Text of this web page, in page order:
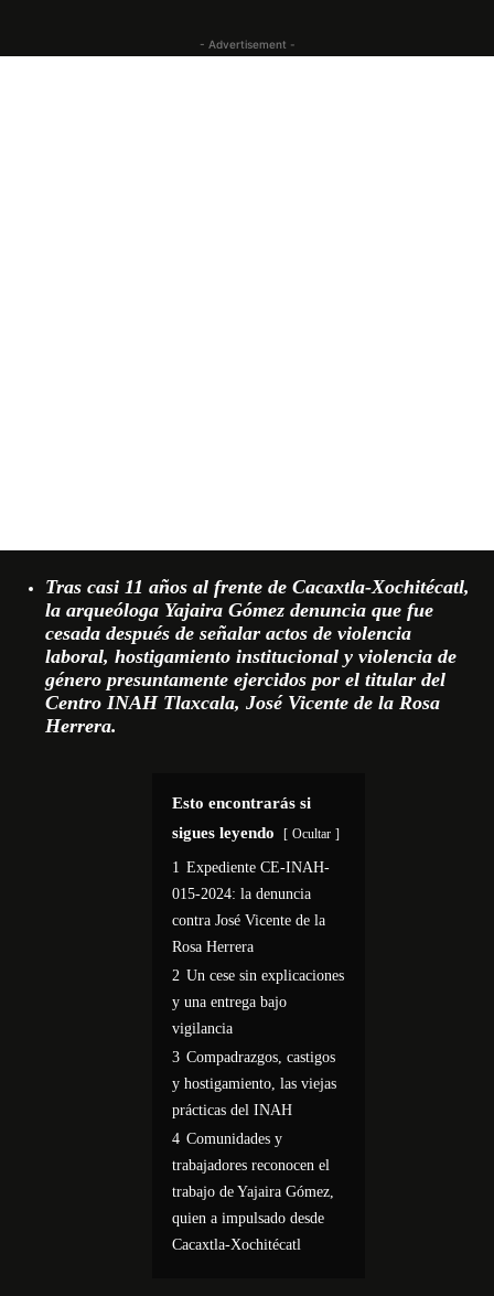
- Advertisement -
Tras casi 11 años al frente de Cacaxtla-Xochitécatl,
la arqueóloga Yajaira Gómez denuncia que fue
cesada después de señalar actos de violencia
laboral, hostigamiento institucional y violencia de
género presuntamente ejercidos por el titular del
Centro INAH Tlaxcala, José Vicente de la Rosa
Herrera.
Esto encontrarás si
sigues leyendo
Ocultar
1 Expediente CE-INAH-
015-2024: la denuncia
contra José Vicente de la
Rosa Herrera
2 Un cese sin explicaciones
y una entrega bajo
vigilancia
3 Compadrazgos, castigos
y hostigamiento, las viejas
prácticas del INAH
4 Comunidades y
trabajadores reconocen el
trabajo de Yajaira Gómez,
quien a impulsado desde
Cacaxtla-Xochitécatl